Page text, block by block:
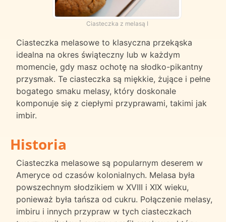
Ciasteczka z melasą I
Ciasteczka melasowe to klasyczna przekąska
idealna na okres świąteczny lub w każdym
momencie, gdy masz ochotę na słodko-pikantny
przysmak. Te ciasteczka są miękkie, żujące i pełne
bogatego smaku melasy, który doskonale
komponuje się z ciepłymi przyprawami, takimi jak
imbir.
Historia
Ciasteczka melasowe są popularnym deserem w
Ameryce od czasów kolonialnych. Melasa była
powszechnym słodzikiem w XVIII i XIX wieku,
ponieważ była tańsza od cukru. Połączenie melasy,
imbiru i innych przypraw w tych ciasteczkach